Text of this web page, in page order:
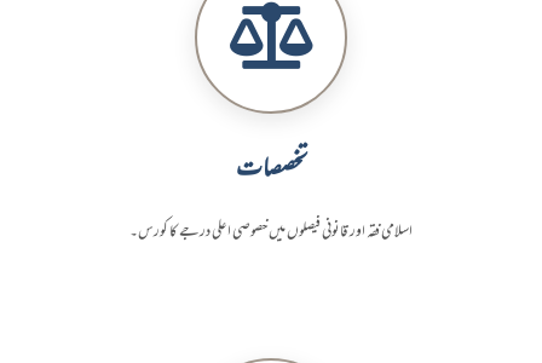
تخصصات
اسلامی فقہ اور قانونی فیصلوں میں خصوصی اعلی درجے کا کورس۔